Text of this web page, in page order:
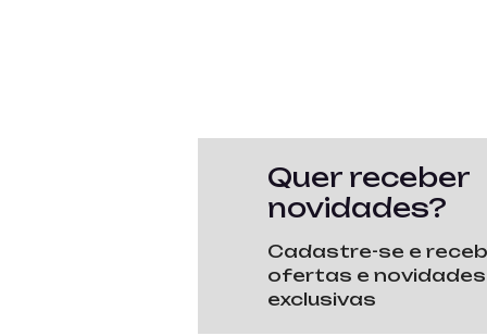
Quer receber
novidades?
Cadastre-se e
ofertas e novidades
exclusivas